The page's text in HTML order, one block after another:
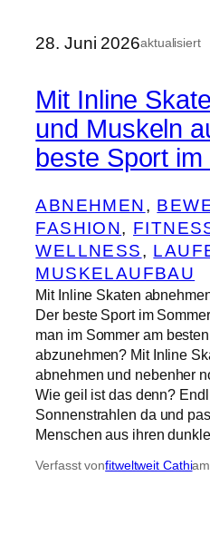
28. Juni 2026aktualisiert
Mit Inline
und Muskeln
beste Sport
ABNEHMEN,
FASHION,
WELLNESS,
MUSKELAUFBAU
Mit Inline Skaten
Der beste Sport im
man im Sommer am
abzunehmen? Mit Inline
abnehmen und nebenher
Wie geil ist das denn?
Sonnenstrahlen da und
Menschen aus ihren
Verfasst vonfitweltweit Cathiam